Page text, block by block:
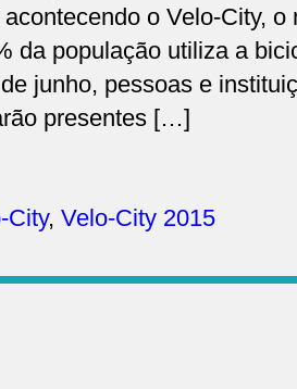
o Velo-City,
da população utiliza a
junho, pessoas e
presentes […]
City, Velo-City 2015